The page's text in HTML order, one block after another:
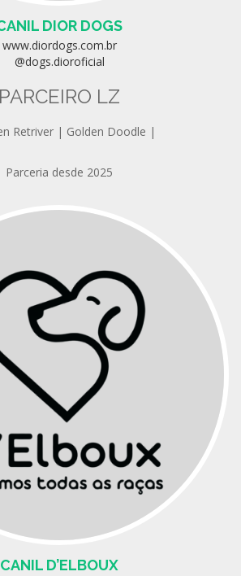
DIOR DOGS
www.diordogs.com.br
@dogs.dioroficial
PARCEIRO LZ
Retriver | Golden Doodle |
Parceria desde 2025
CANIL D’ELBOUX